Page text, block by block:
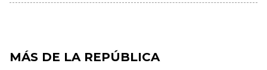
MÁS DE LA REPÚBLICA